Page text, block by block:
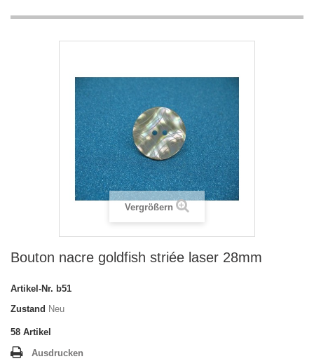
Vergrößern
Bouton nacre goldfish striée laser 28mm
Artikel-Nr. b51
Zustand Neu
58 Artikel
Ausdrucken